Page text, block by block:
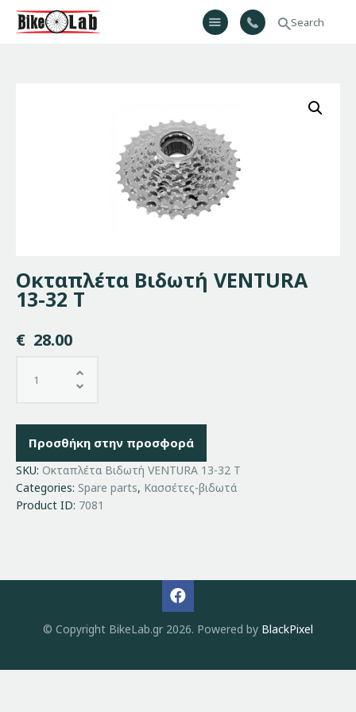
Bikelab
Σχετικά Με Εμάς
Προϊόντα
Υπηρεσίες
Gallery
Επικοινωνία
Οκταπλέτα Βιδωτή VENTURA
13-32 Τ
€ 28.00
Προσθήκη στην προσφορά
SKU: Οκταπλέτα Βιδωτή VENTURA 13-32 Τ
Categories: Spare parts, Κασσέτες-βιδωτά
Product ID: 7081
© Copyright BikeLab.gr 2026. Powered by BlackPixel